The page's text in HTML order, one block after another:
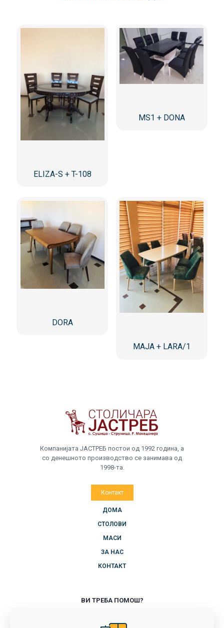
ELIZA-S + T-108
MS1 + DONA
DORA
MAJA + LARA/1
Компанијата ЈАСТРЕБ постои од 1992 година, а
со денешното производство се занимава од
1998-та.
Контакт
ДОМА
СТОЛОВИ
МАСИ
ЗА НАС
КОНТАКТ
ВИ ТРЕБА ПОМОШ?